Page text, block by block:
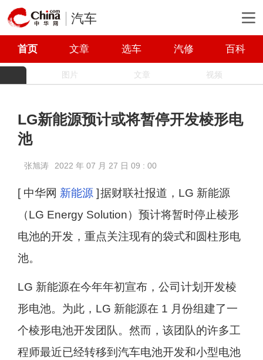
汽车
首页 文章 选车 汽修 百科
图片 文章 视频
LG新能源预计或将暂停开发棱形电
池
张旭涛 2022 年 07 月 27 日 09 : 00
[ 中华网 新能源 ] 据财联社报道，LG 新能源
（LG Energy Solution）预计将暂时停止棱形
电池的开发，重点关注现有的袋式和圆柱形电
池。
LG 新能源在今年年初宣布，公司计划开发棱
形电池。为此，LG 新能源在 1 月份组建了一
个棱形电池开发团队。然而，该团队的许多工
程师最近已经转移到汽车电池开发和小型电池